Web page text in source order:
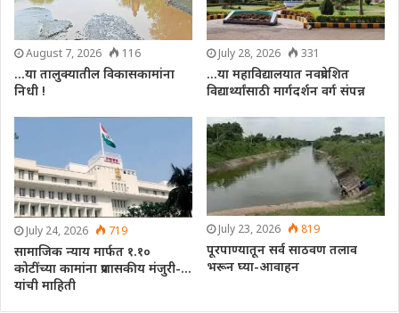
August 7, 2026 116
…या तालुक्यातील विकासकामांना
निधी !
July 28, 2026 331
…या महाविद्यालयात नवप्रवेशित
विद्यार्थ्यांसाठी मार्गदर्शन वर्ग संपन्न
July 24, 2026 719
सामाजिक न्याय मार्फत १.१०
कोटींच्या कामांना प्रशासकीय मंजुरी-…
यांची माहिती
July 23, 2026 819
पूरपाण्यातून सर्व साठवण तलाव
भरून घ्या-आवाहन